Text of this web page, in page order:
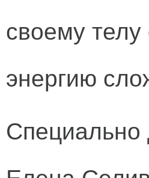
своему
энергию
Специально